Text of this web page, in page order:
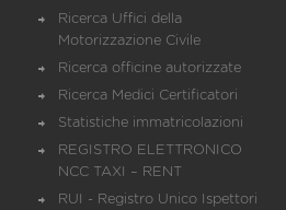
Ricerca Uffici della
Motorizzazione Civile
Ricerca officine autorizzate
Ricerca Medici Certificatori
Statistiche immatricolazioni
REGISTRO ELETTRONICO
NCC TAXI – RENT
RUI - Registro Unico Ispettori